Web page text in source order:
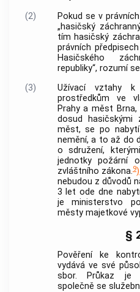
(2)
Pokud se v
„hasičský
tím hasičský
právních
Hasičského
republiky“, rozumí
(3)
Užívací vztahy
prostředkům ve
Prahy a měst
dosud hasičskými
měst, se po
nemění, a to až do
o sdružení,
jednotky požární
zvláštního zákona.9)
nebudou z důvodů
3 let ode dne
je ministerstvo
městy majetkové
§
Pověření ke
vydává ve své
sbor. Průkaz je
společně se